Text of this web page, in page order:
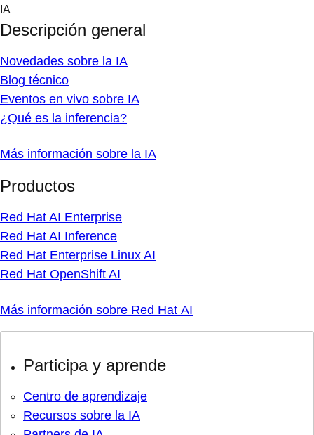
Skip
content
IA
Descripción general
Novedades sobre la IA
Blog técnico
Eventos en vivo sobre IA
¿Qué es la inferencia?
Más información sobre la IA
Productos
Red Hat AI Enterprise
Red Hat AI Inference
Red Hat Enterprise Linux AI
Red Hat OpenShift AI
Más información sobre Red Hat AI
Participa y aprende
Centro de aprendizaje
Recursos sobre la IA